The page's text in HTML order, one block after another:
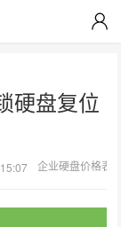
硬盘复位
企业硬盘价格表